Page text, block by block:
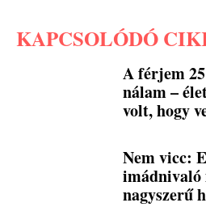
KAPCSOLÓDÓ
A férjem
nálam –
volt, hogy
Nem vicc:
imádnivaló
nagyszerű